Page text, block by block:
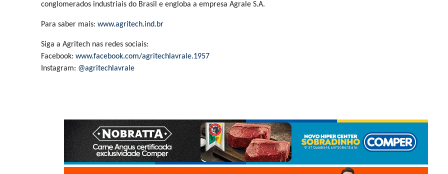
conglomerados industriais do Brasil e engloba a empresa Agrale S.A.
Para saber mais: www.agritech.ind.br
Siga a Agritech nas redes sociais:
Facebook: www.facebook.com/agritechlavrale.1957
Instagram: @agritechlavrale